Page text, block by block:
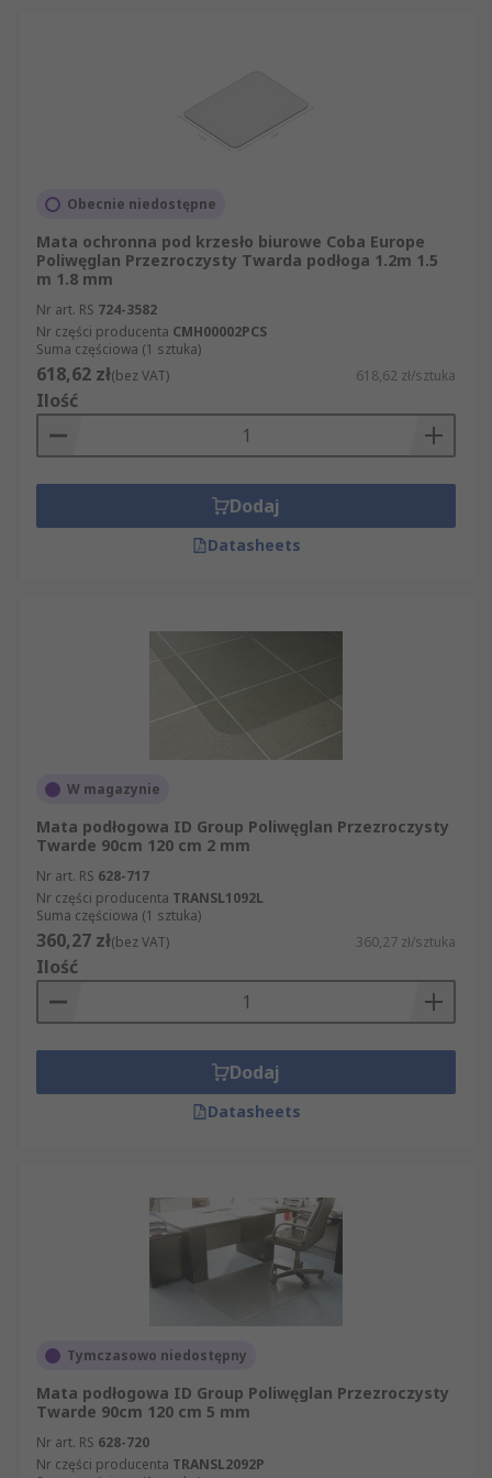
grupy Urządzenia informatyczne, pomiarowe i
bezpieczeństwa jest o wiele szersza i obejmuje
artykuły elektryczne i przemysłowe z kategorii
Maty podłogowe. Na naszej stronie internetowej
mogą zapoznać się Państwo z pełną ofertą
towarów z grupy Urządzenia informatyczne,
ramach takich działów jak: Bezpieczeństwo,
ochrona, kontrola antystatyczna i higiena
pomieszczeń i Maty podłogowe, oznakowania i
akcesoria.
Obecnie niedostępne
Mata ochronna pod krzesło biurowe Coba Europe
Poliwęglan Przezroczysty Twarda podłoga 1.2m 1.5
m 1.8 mm
Nr art. RS 724-3582
Nr części producenta CMH00002PCS
Suma częściowa (1 sztuka)
618,62 zł(bez VAT) 618,62 zł/sztuka
Ilość
Dodaj
Datasheets
W magazynie
Mata podłogowa ID Group Poliwęglan Przezroczysty
Twarde 90cm 120 cm 2 mm
Nr art. RS 628-717
Nr części producenta TRANSL1092L
Suma częściowa (1 sztuka)
360,27 zł(bez VAT) 360,27 zł/sztuka
Ilość
Dodaj
Datasheets
Tymczasowo niedostępny
Mata podłogowa ID Group Poliwęglan Przezroczysty
Twarde 90cm 120 cm 5 mm
Nr art. RS 628-720
Nr części producenta TRANSL2092P